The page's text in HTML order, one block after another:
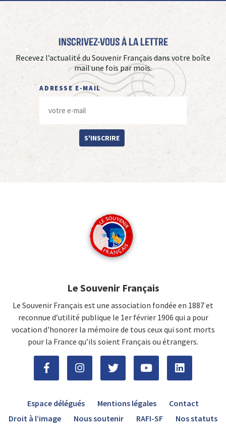
Inscrivez-vous à La Lettre
Recevez l’actualité du Souvenir Français dans votre boîte
mail une fois par mois.
ADRESSE E-MAIL
S'INSCRIRE
Le Souvenir Français
Le Souvenir Français est une association fondée en 1887 et
reconnue d’utilité publique le 1er février 1906 qui a pour
vocation d'honorer la mémoire de tous ceux qui sont morts
pour la France qu’ils soient Français ou étrangers.
Espace délégués Mentions légales
Contact
Droit à l’image
Nous soutenir RAFI-SF Nos statuts